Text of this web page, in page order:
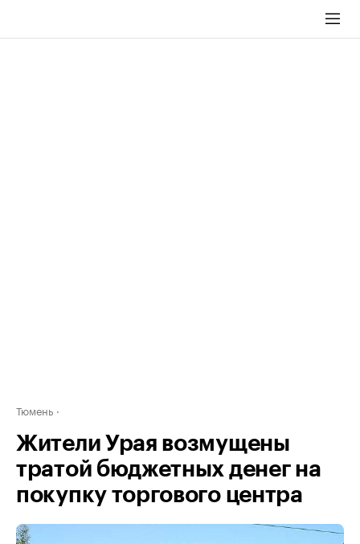
Тюмень
Жители Урая возмущены
тратой бюджетных денег на
покупку торгового центра